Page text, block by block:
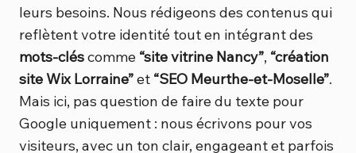
leurs besoins. Nous rédigeons des contenus qui
reflètent votre identité tout en intégrant des
mots-cléscomme “site vitrine Nancy”, “création
site Wix Lorraine”et “SEO Meurthe-et-Moselle”.
Mais ici, pas question de faire du texte pour
Google uniquement : nous écrivons pour vos
visiteurs, avec un ton clair, engageant et parfois